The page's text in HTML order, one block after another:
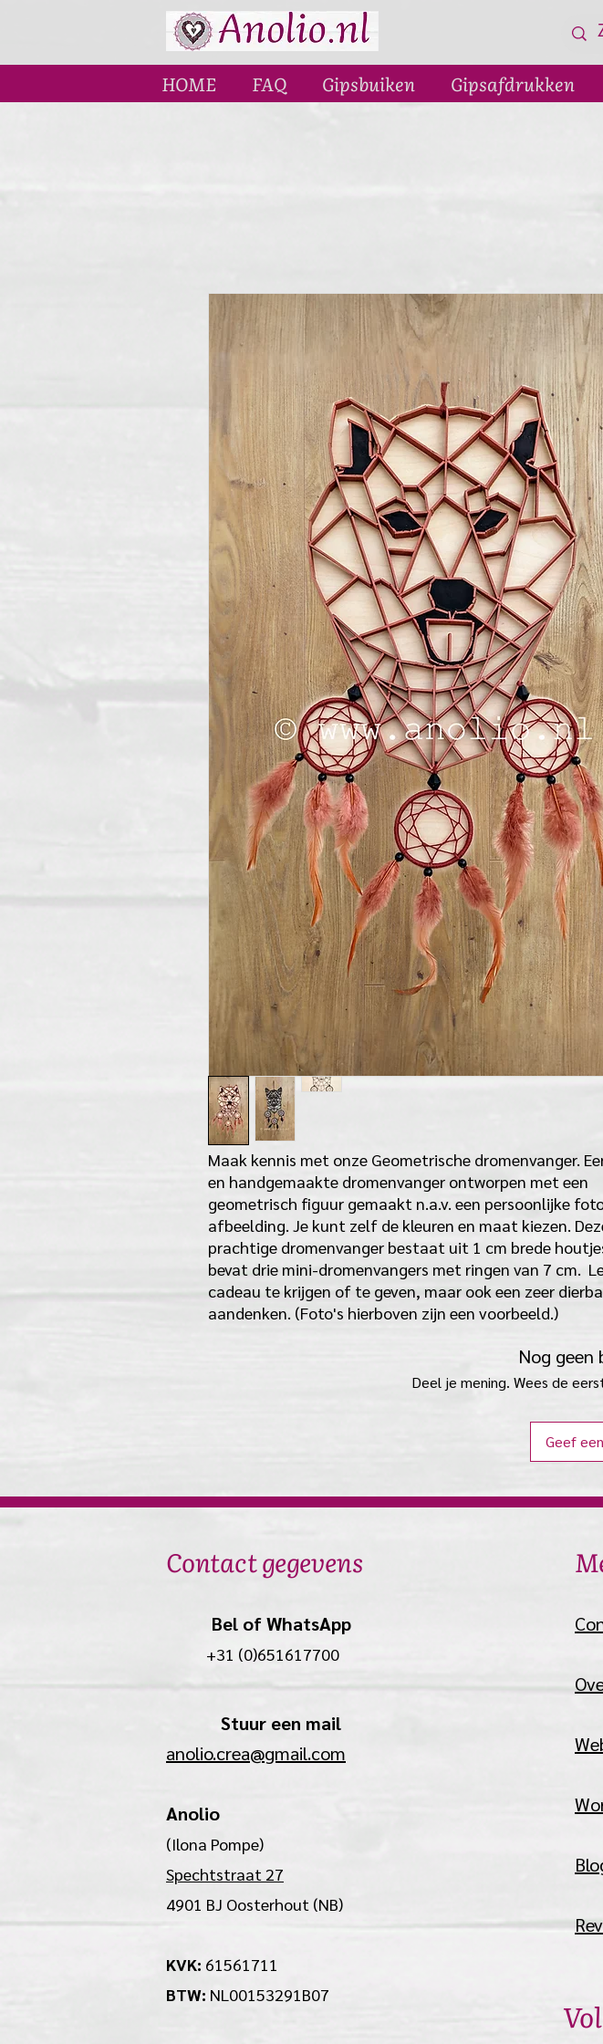
HOME FAQ Gipsbuiken Gipsafdrukken
Maak kennis met onze Geometrische dromenvanger.
en handgemaakte dromenvanger ontworpen met een
geometrisch figuur gemaakt n.a.v. een persoonlijke
afbeelding. Je kunt zelf de kleuren en maat kiezen.
prachtige dromenvanger bestaat uit 1 cm brede
bevat drie mini-dromenvangers met ringen van 7 cm.
cadeau te krijgen of te geven, maar ook een zeer
aandenken. (Foto's hierboven zijn een voorbeeld.)
Nog geen
Deel je mening. Wees de
Geef
Contact gegevens
Bel of WhatsApp
+31 (0)651617700
Stuur een mail
anolio.crea@gmail.com
Anolio
(Ilona Pompe)
Spechtstraat 27
4901 BJ Oosterhout (NB)
KVK: 61561711
BTW: NL00153291B07